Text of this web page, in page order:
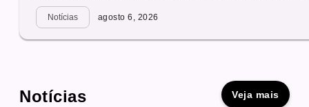
Notícias agosto 6, 2026
Notícias Veja mais